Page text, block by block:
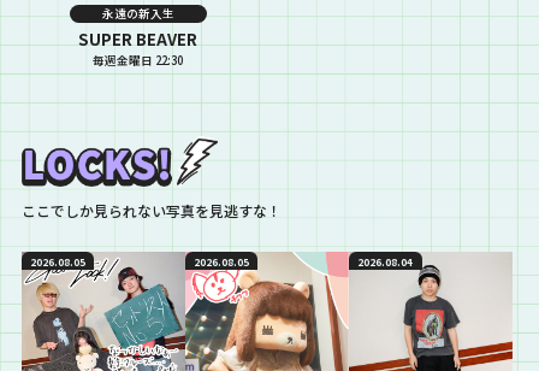
永遠の新入生
SUPER BEAVER
毎週金曜日 22:30
ここでしか見られない写真を見逃すな！
2026.08.05 2026.08.05 2026.08.04